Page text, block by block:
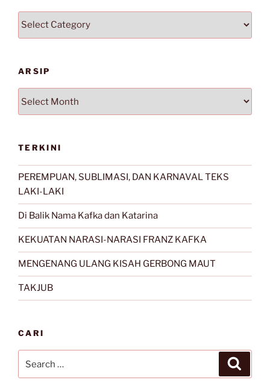
Kategori
ARSIP
TERKINI
PEREMPUAN, SUBLIMASI, DAN KARNAVAL TEKS
LAKI-LAKI
Di Balik Nama Kafka dan Katarina
KEKUATAN NARASI-NARASI FRANZ KAFKA
MENGENANG ULANG KISAH GERBONG MAUT
TAKJUB
CARI
for: